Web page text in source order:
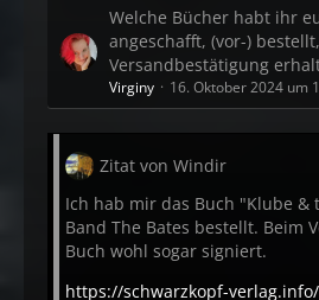
Welche Bücher habt ihr
angeschafft, (vor-) bestellt,
Versandbestätigung
Virginy 16. Oktober 2024 um
Zitat von Windir
Ich hab mir das Buch "Klube &
Band The Bates bestellt. Beim
Buch wohl sogar signiert.
https://schwarzkopf-